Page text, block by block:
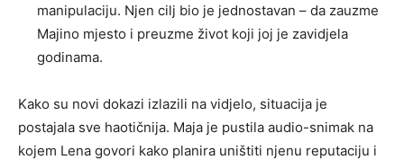
manipulaciju. Njen cilj bio je jednostavan – da zauzme
Majino mjesto i preuzme život koji joj je zavidjela
godinama.
Kako su novi dokazi izlazili na vidjelo, situacija je
postajala sve haotičnija. Maja je pustila audio-snimak na
kojem Lena govori kako planira uništiti njenu reputaciju i